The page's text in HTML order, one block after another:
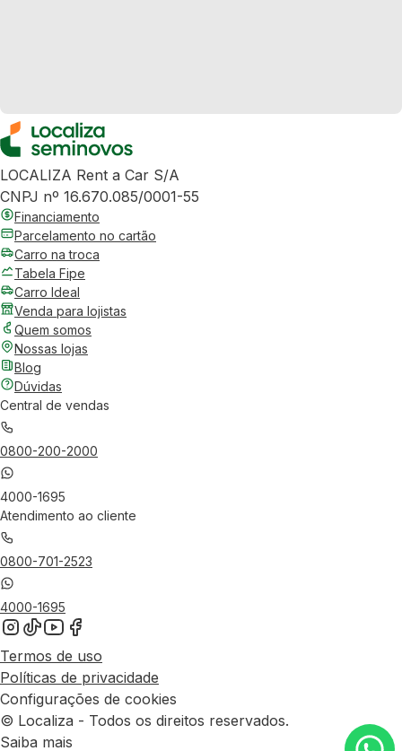
LOCALIZA Rent a Car S/A
CNPJ nº 16.670.085/0001-55
Financiamento
Parcelamento no cartão
Carro na troca
Tabela Fipe
Carro Ideal
Venda para lojistas
Quem somos
Nossas lojas
Blog
Dúvidas
Central de vendas
0800-200-2000
4000-1695
Atendimento ao cliente
0800-701-2523
4000-1695
Termos de uso
Políticas de privacidade
Configurações de cookies
© Localiza - Todos os direitos reservados.
Saiba mais